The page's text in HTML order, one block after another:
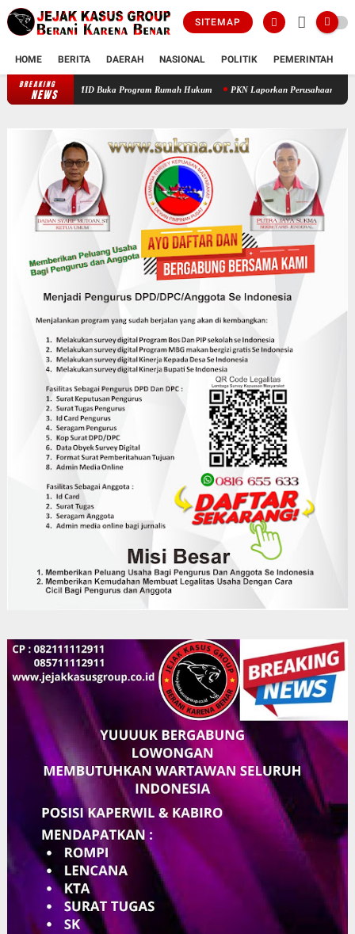
SITEMAP
HOME BERITA DAERAH NASIONAL POLITIK PEMERINTAH
BREAKING
NEWSProf Sutan Nasomal Dorong Pendidikan Advokat Muda, PAMID Buka